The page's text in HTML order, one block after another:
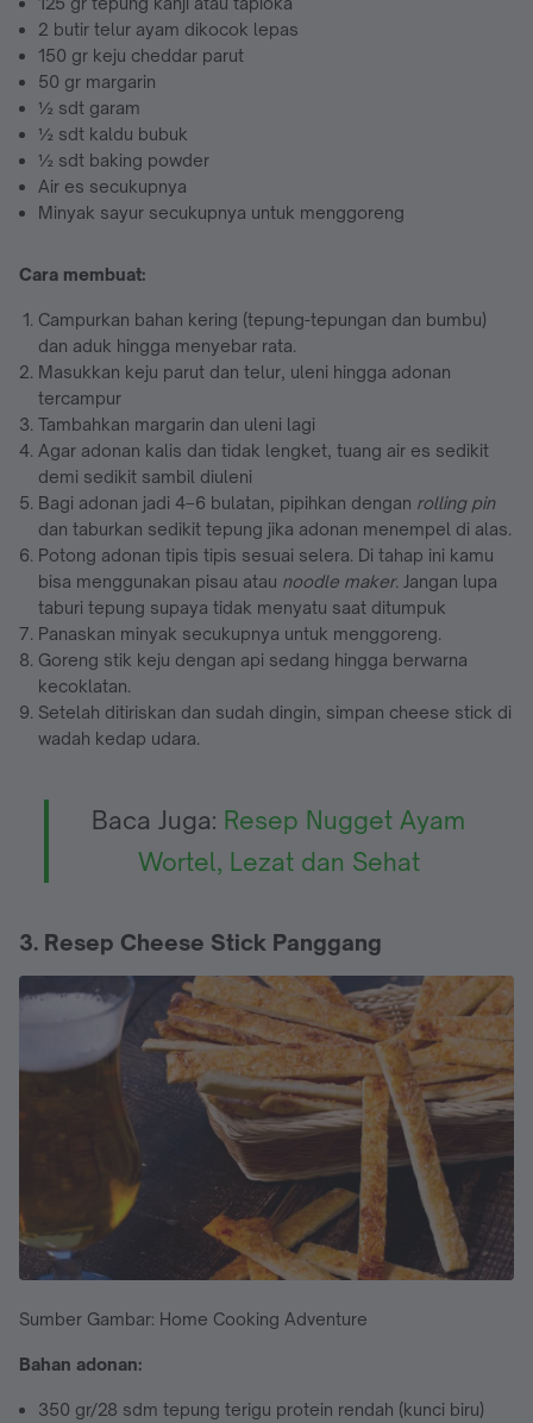
2 butir telur ayam dikocok lepas
150 gr keju cheddar parut
50 gr margarin
½ sdt garam
½ sdt kaldu bubuk
½ sdt baking powder
Air es secukupnya
Minyak sayur secukupnya untuk menggoreng
Cara membuat:
Campurkan bahan kering (tepung-tepungan dan bumbu)
dan aduk hingga menyebar rata.
Masukkan keju parut dan telur, uleni hingga adonan
tercampur
Tambahkan margarin dan uleni lagi
Agar adonan kalis dan tidak lengket, tuang air es sedikit
demi sedikit sambil diuleni
Bagi adonan jadi 4–6 bulatan, pipihkan dengan rolling pin
dan taburkan sedikit tepung jika adonan menempel di alas.
Potong adonan tipis tipis sesuai selera. Di tahap ini kamu
bisa menggunakan pisau atau noodle maker. Jangan lupa
taburi tepung supaya tidak menyatu saat ditumpuk
Panaskan minyak secukupnya untuk menggoreng.
Goreng stik keju dengan api sedang hingga berwarna
kecoklatan.
Setelah ditiriskan dan sudah dingin, simpan cheese stick di
wadah kedap udara.
Baca Juga: Resep Nugget Ayam
Wortel, Lezat dan Sehat
3. Resep Cheese Stick Panggang
Sumber Gambar: Home Cooking Adventure
Bahan adonan:
350 gr/28 sdm tepung terigu protein rendah (kunci biru)